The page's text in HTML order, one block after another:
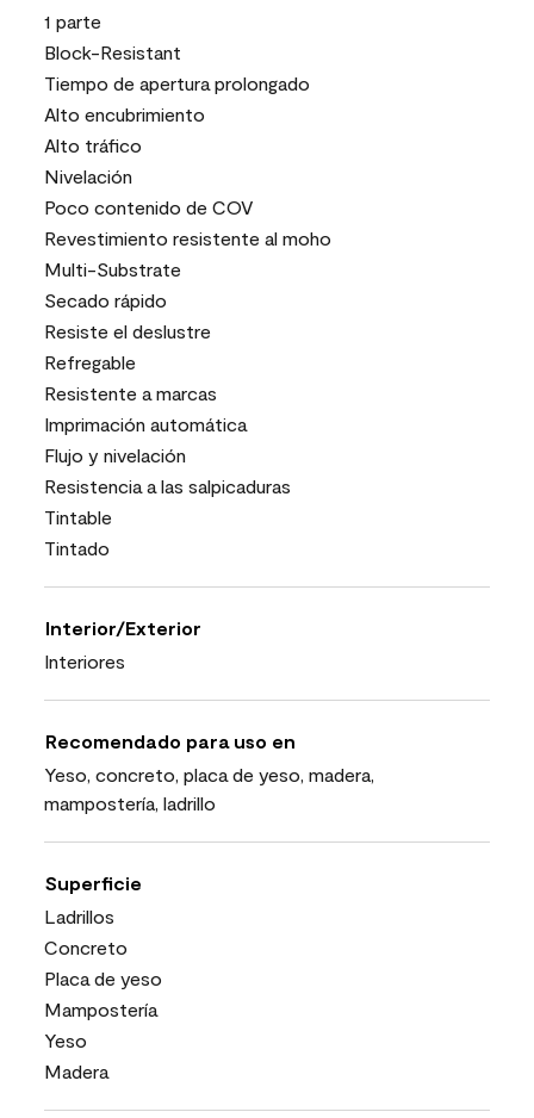
1 parte
Block-Resistant
Tiempo de apertura prolongado
Alto encubrimiento
Alto tráfico
Nivelación
Poco contenido de COV
Revestimiento resistente al moho
Multi-Substrate
Secado rápido
Resiste el deslustre
Refregable
Resistente a marcas
Imprimación automática
Flujo y nivelación
Resistencia a las salpicaduras
Tintable
Tintado
Interior/Exterior
Interiores
Recomendado para uso en
Yeso, concreto, placa de yeso, madera,
mampostería, ladrillo
Superficie
Ladrillos
Concreto
Placa de yeso
Mampostería
Yeso
Madera